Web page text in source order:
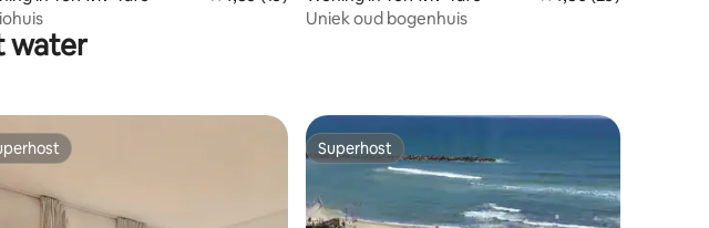
Uniek oud bogenhuis
water
Superhost
Superhost